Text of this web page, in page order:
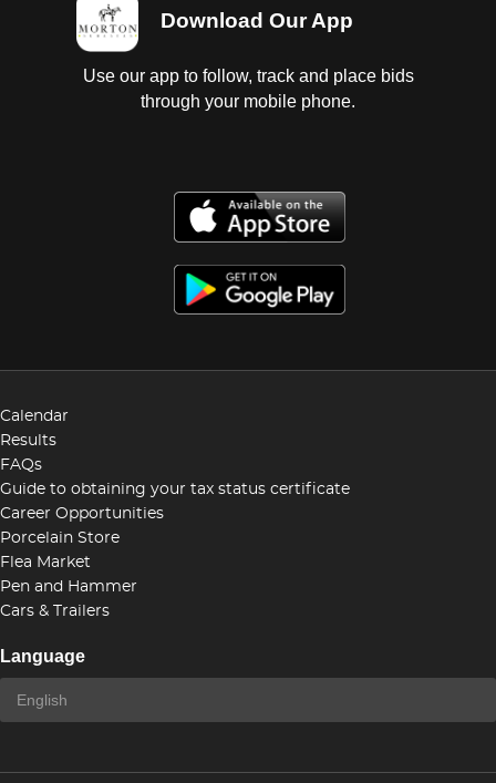
Download Our App
Use our app to follow, track and place bids
through your mobile phone.
Calendar
Results
FAQs
Guide to obtaining your tax status certificate
Career Opportunities
Porcelain Store
Flea Market
Pen and Hammer
Cars & Trailers
Language